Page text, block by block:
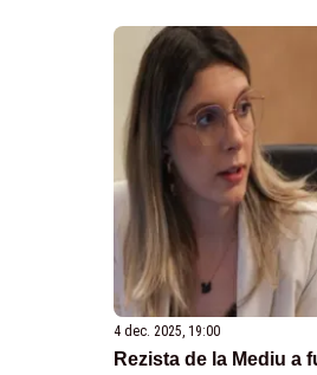
4 dec. 2025, 19:00
Rezista de la Mediu a